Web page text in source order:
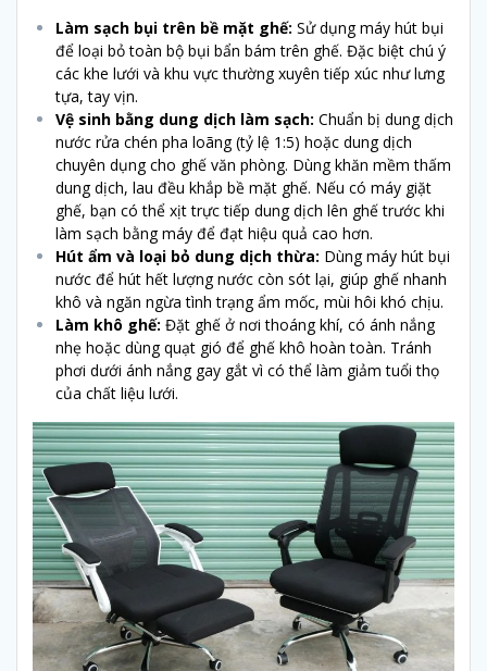
Làm sạch bụi trên bề mặt ghế: Sử dụng máy hút bụi
để loại bỏ toàn bộ bụi bẩn bám trên ghế. Đặc biệt chú ý
các khe lưới và khu vực thường xuyên tiếp xúc như lưng
tựa, tay vịn.
Vệ sinh bằng dung dịch làm sạch: Chuẩn bị dung dịch
nước rửa chén pha loãng (tỷ lệ 1:5) hoặc dung dịch
chuyên dụng cho ghế văn phòng. Dùng khăn mềm thấm
dung dịch, lau đều khắp bề mặt ghế. Nếu có máy giặt
ghế, bạn có thể xịt trực tiếp dung dịch lên ghế trước khi
làm sạch bằng máy để đạt hiệu quả cao hơn.
Hút ẩm và loại bỏ dung dịch thừa: Dùng máy hút bụi
nước để hút hết lượng nước còn sót lại, giúp ghế nhanh
khô và ngăn ngừa tình trạng ẩm mốc, mùi hôi khó chịu.
Làm khô ghế: Đặt ghế ở nơi thoáng khí, có ánh nắng
nhẹ hoặc dùng quạt gió để ghế khô hoàn toàn. Tránh
phơi dưới ánh nắng gay gắt vì có thể làm giảm tuổi thọ
của chất liệu lưới.